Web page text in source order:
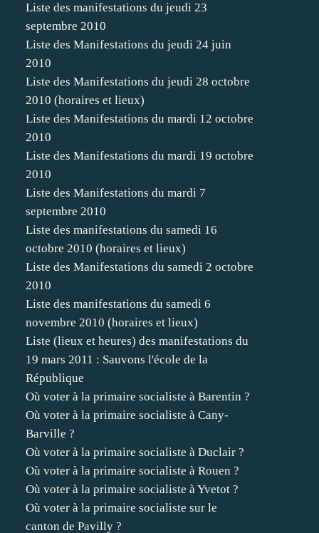
Liste des manifestations du jeudi 23
septembre 2010
Liste des Manifestations du jeudi 24 juin
2010
Liste des Manifestations du jeudi 28 octobre
2010 (horaires et lieux)
Liste des Manifestations du mardi 12 octobre
2010
Liste des Manifestations du mardi 19 octobre
2010
Liste des Manifestations du mardi 7
septembre 2010
Liste des manifestations du samedi 16
octobre 2010 (horaires et lieux)
Liste des Manifestations du samedi 2 octobre
2010
Liste des manifestations du samedi 6
novembre 2010 (horaires et lieux)
Liste (lieux et heures) des manifestations du
19 mars 2011 : Sauvons l'école de la
République
Où voter à la primaire socialiste à Barentin ?
Où voter à la primaire socialiste à Cany-
Barville ?
Où voter à la primaire socialiste à Duclair ?
Où voter à la primaire socialiste à Rouen ?
Où voter à la primaire socialiste à Yvetot ?
Où voter à la primaire socialiste sur le
canton de Pavilly ?